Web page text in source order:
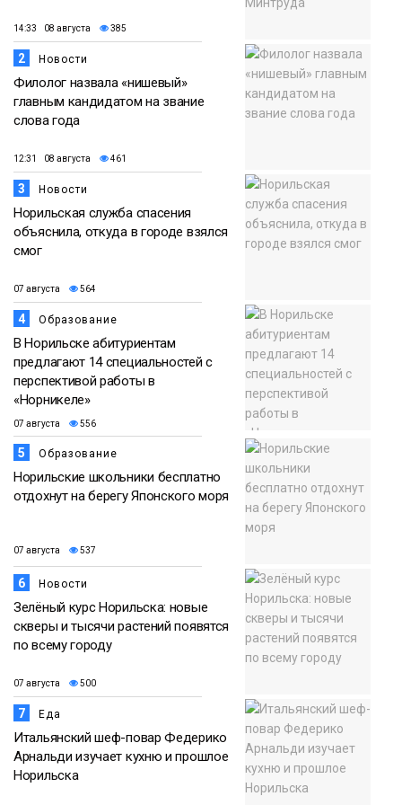
14:33 08 августа 385
2 Новости
Филолог назвала «нишевый»
главным кандидатом на звание
слова года
12:31 08 августа 461
3 Новости
Норильская служба спасения
объяснила, откуда в городе взялся
смог
07 августа 564
4 Образование
В Норильске абитуриентам
предлагают 14 специальностей с
перспективой работы в
«Норникеле»
07 августа 556
5 Образование
Норильские школьники бесплатно
отдохнут на берегу Японского моря
07 августа 537
6 Новости
Зелёный курс Норильска: новые
скверы и тысячи растений появятся
по всему городу
07 августа 500
7 Еда
Итальянский шеф-повар Федерико
Арнальди изучает кухню и прошлое
Норильска